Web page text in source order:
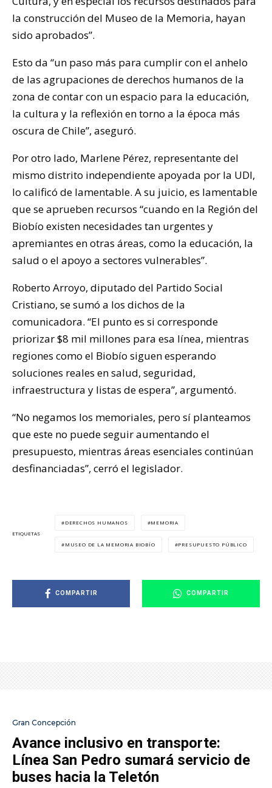
la construcción del Museo de la Memoria, hayan
sido aprobados”.
Esto da “un paso más para cumplir con el anhelo
de las agrupaciones de derechos humanos de la
zona de contar con un espacio para la educación,
la cultura y la reflexión en torno a la época más
oscura de Chile”, aseguró.
Por otro lado, Marlene Pérez, representante del
mismo distrito independiente apoyada por la UDI,
lo calificó de lamentable. A su juicio, es lamentable
que se aprueben recursos “cuando en la Región del
Biobío existen necesidades tan urgentes y
apremiantes en otras áreas, como la educación, la
salud o el apoyo a sectores vulnerables”.
Roberto Arroyo, diputado del Partido Social
Cristiano, se sumó a los dichos de la
comunicadora. “El punto es si corresponde
priorizar $8 mil millones para esa línea, mientras
regiones como el Biobío siguen esperando
soluciones reales en salud, seguridad,
infraestructura y listas de espera”, argumentó.
“No negamos los memoriales, pero sí planteamos
que este no puede seguir aumentando el
presupuesto, mientras áreas esenciales continúan
desfinanciadas”, cerró el legislador.
ETIQUETAS
DERECHOS HUMANOS MEMORIA
MUSEO DE LA MEMORIA BIOBÍO PRESUPUESTO PÚBLICO
COMPARTIR COMPARTIR
Gran Concepción
Avance inclusivo en transporte:
Línea San Pedro sumará servicio de
buses hacia la Teletón